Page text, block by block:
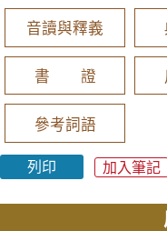
音讀與釋義
書 證
參考詞語
列印 加入筆記